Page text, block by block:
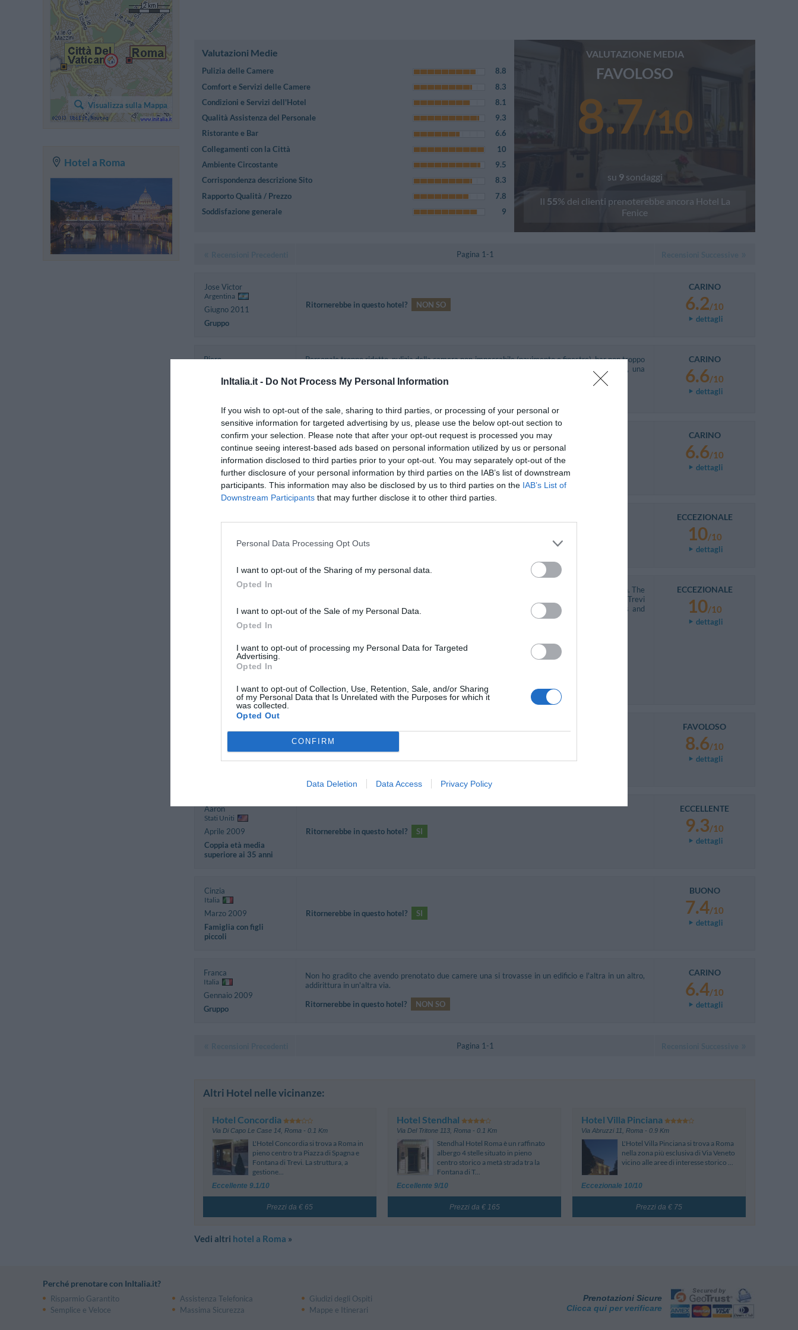
InItalia.it - Do Not Process My Personal Information
If you wish to opt-out of the sale, sharing to third parties, or processing of your personal or
sensitive information for targeted advertising by us, please use the below opt-out section to
confirm your selection. Please note that after your opt-out request is processed you may
continue seeing interest-based ads based on personal information utilized by us or personal
information disclosed to third parties prior to your opt-out. You may separately opt-out of the
further disclosure of your personal information by third parties on the IAB’s list of downstream
participants. This information may also be disclosed by us to third parties on the IAB’s List of
Downstream Participants that may further disclose it to other third parties.
Personal Data Processing Opt Outs
I want to opt-out of the Sharing of my personal data.
Opted In
I want to opt-out of the Sale of my Personal Data.
Opted In
I want to opt-out of processing my Personal Data for Targeted
Advertising.
Opted In
I want to opt-out of Collection, Use, Retention, Sale, and/or Sharing
of my Personal Data that Is Unrelated with the Purposes for which it
was collected.
Opted Out
CONFIRM
Data Deletion Data Access Privacy Policy
Valutazioni Medie
Pulizia delle Camere
8.8
Comfort e Servizi delle Camere
8.3
Condizioni e Servizi dell'Hotel
8.1
Qualità Assistenza del Personale
9.3
Ristorante e Bar
6.6
Collegamenti con la Città
10
Ambiente Circostante
9.5
Corrispondenza descrizione Sito
8.3
Rapporto Qualità / Prezzo
7.8
Soddisfazione generale
9
VALUTAZIONE MEDIA
FAVOLOSO
8.7/10
su 9sondaggi
Il 55% dei clienti prenoterebbe ancora Hotel La
Fenice
Pagina 1-1
Jose Victor
Argentina
Giugno 2011
Gruppo
Ritornerebbe in questo hotel? NON SO
CARINO
6.2/10
dettagli
Piero
Settembre 2010
Personale troppo ridotto, pulizia della camera non impeccabile (pavimento e finestre), bar non troppo
fornito. Il soggiorno comunque è stato nel complesso gradevole. Mi aspettavo, debbo dirlo, una
struttura più ampia e comoda.
CARINO
6.6/10
dettagli
Carola
Settembre 2010
Viaggiatore Singolo
Business
Ritornerebbe in questo hotel? NON SO
CARINO
6.6/10
dettagli
Luglio 2010
ECCEZIONALE
10/10
dettagli
Giugno 2010
Viaggiatore con
Excellent small boutique hotel with only 8 rooms. Nice breakfast served in small rooftop garden. The
hotel is placed in a wonderful position between the Spanish Steps (approx. 300 m) and the Trevi
Fountain (approx. 400 m). Yet in a comparatively quiet small street, close to lovely shops and
Regards,
Ritornerebbe in questo hotel?
SI
ECCEZIONALE
10/10
dettagli
Maggio 2010
Coppia età media
Ritornerebbe in questo hotel?
FAVOLOSO
8.6/10
dettagli
Aaron
Stati Uniti
Aprile 2009
Coppia età media
superiore ai 35 anni
Ritornerebbe in questo hotel? SI
ECCELLENTE
9.3/10
dettagli
Cinzia
Italia
Marzo 2009
Famiglia con figli
piccoli
Ritornerebbe in questo hotel? SI
BUONO
7.4/10
dettagli
Franca
Italia
Gennaio 2009
Gruppo
Non ho gradito che avendo prenotato due camere una si trovasse in un edificio e l'altra in un altro,
addirittura in un'altra via.
Ritornerebbe in questo hotel?
NON SO
CARINO
6.4/10
dettagli
Pagina 1-1
Altri Hotel nelle vicinanze:
Hotel Concordia
Via Di Capo Le Case 14 Roma - 0.1 Km
L'Hotel Concordia si trova a Roma in
pieno centro tra Piazza di Spagna e
Fontana di Trevi. La struttura, a
gestione...
Eccellente 9.1/10
Prezzi da € 65
Hotel Stendhal
Via Del Tritone 113 Roma - 0.1 Km
Stendhal Hotel Roma è un raffinato
albergo 4 stelle situato in pieno
centro storico a metà strada tra la
Fontana di T...
Eccellente 9/10
Prezzi da € 165
Hotel Villa Pinciana
Via Abruzzi 11 Roma- 0.9 Km
L'Hotel Villa Pinciana si trova a Roma
nella zona più esclusiva di Via Veneto
vicino alle aree di interesse storico ...
Eccezionale 10/10
Prezzi da € 75
Vedi altri hotel a Roma »
Visualizza sulla Mappa
Hotel a Roma
Perché prenotare con InItalia.it?
Risparmio Garantito Assistenza Telefonica
Giudizi degli Ospiti
Semplice e Veloce
Massima Sicurezza Mappe e Itinerari
Prenotazioni Sicure
Clicca qui per verificare